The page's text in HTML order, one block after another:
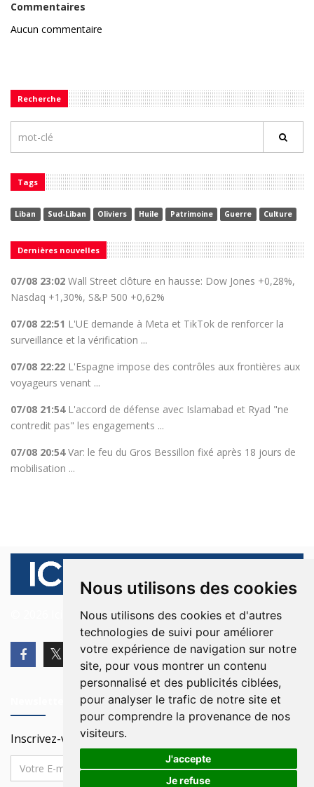
Nous utilisons des cookies
Nous utilisons des cookies et d'autres
technologies de suivi pour améliorer
votre expérience de navigation sur notre
site, pour vous montrer un contenu
personnalisé et des publicités ciblées,
pour analyser le trafic de notre site et
pour comprendre la provenance de nos
visiteurs.
J'accepte
Je refuse
Commentaires
Aucun commentaire
Recherche
Tags
Liban Sud-Liban Oliviers Huile Patrimoine Guerre Culture
Dernières nouvelles
07/08 23:02 Wall Street clôture en hausse: Dow Jones +0,28%,
Nasdaq +1,30%, S&P 500 +0,62%
07/08 22:51 L'UE demande à Meta et TikTok de renforcer la
surveillance et la vérification ...
07/08 22:22 L'Espagne impose des contrôles aux frontières aux
voyageurs venant ...
07/08 21:54 L'accord de défense avec Islamabad et Ryad "ne
contredit pas" les engagements ...
07/08 20:54 Var: le feu du Gros Bessillon fixé après 18 jours de
mobilisation ...
© 2026 Ici Beyrouth. Tous les droits sont réservés.
Inscrivez-vous à notre Newsletter